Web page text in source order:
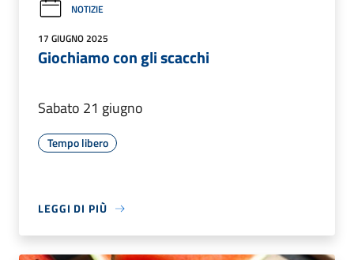
NOTIZIE
17 GIUGNO 2025
Giochiamo con gli scacchi
Sabato 21 giugno
Tempo libero
LEGGI DI PIÙ